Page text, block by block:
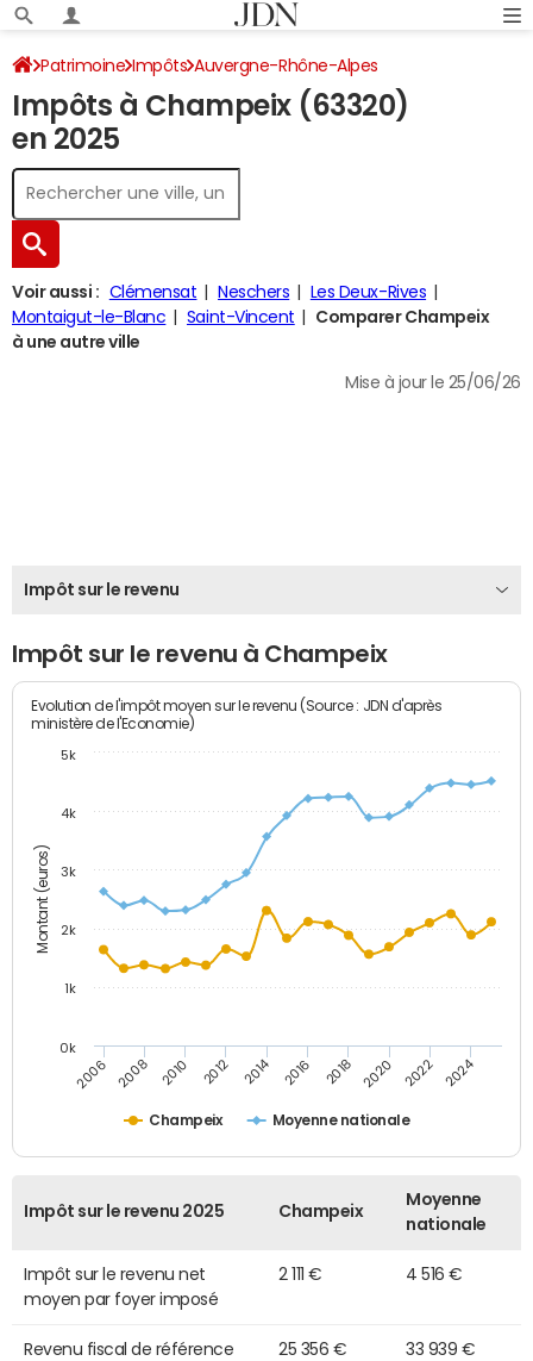
Patrimoine Impôts Auvergne-Rhône-Alpes
Puy-de-Dôme Champeix Impôt sur le revenu
Impôts à Champeix (63320)
en 2025
Voir aussi : Clémensat Neschers
Les Deux-Rives
Montaigut-le-Blanc
Saint-Vincent
Comparer Champeix
à une autre ville
Mise à jour le 25/06/26
Impôt sur le revenu
Impôt sur le revenu à Champeix
Montant (euros)
Evolution de l'impôt moyen sur le revenu (Source : JDN d'après
ministère de l'Economie)
Champeix Moyenne nationale
2006 2008 2010 2012 2014 2016 2018 2020 2022 2024
0k
1k
2k
3k
4k
5k
Impôt sur le revenu 2025 Champeix
Moyenne
nationale
Impôt sur le revenu net
moyen par foyer imposé
2 111 € 4 516 €
Revenu fiscal de référence
25 356 € 33 939 €